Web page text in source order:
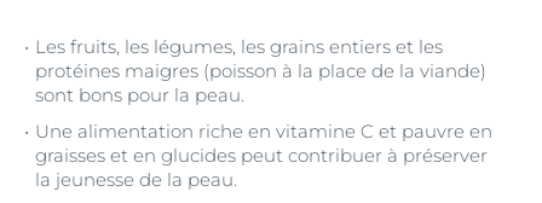
Les fruits, les légumes, les grains entiers et les
protéines maigres (poisson à la place de la viande)
sont bons pour la peau.
Une alimentation riche en vitamine C et pauvre en
graisses et en glucides peut contribuer à préserver
la jeunesse de la peau.